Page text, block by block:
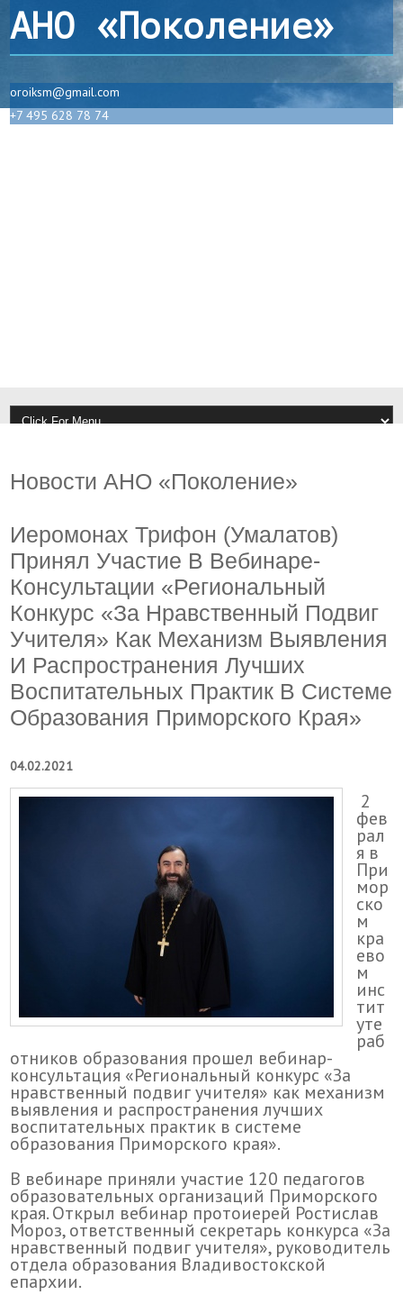
АНО «Поколение»
oroiksm@gmail.com
+7 495 628 78 74
Новости АНО «Поколение»
Иеромонах Трифон (Умалатов)
Принял Участие В Вебинаре-
Консультации «Региональный
Конкурс «За Нравственный Подвиг
Учителя» Как Механизм Выявления
И Распространения Лучших
Воспитательных Практик В Системе
Образования Приморского Края»
04.02.2021
2
фев
рал
я в
При
мор
ско
м
кра
ево
м
инс
тит
уте
раб
отников образования прошел вебинар-
консультация «Региональный конкурс «За
нравственный подвиг учителя» как механизм
выявления и распространения лучших
воспитательных практик в системе
образования Приморского края».
В вебинаре приняли участие 120 педагогов
образовательных организаций Приморского
края. Открыл вебинар протоиерей Ростислав
Мороз, ответственный секретарь конкурса «За
нравственный подвиг учителя», руководитель
отдела образования Владивостокской
епархии.